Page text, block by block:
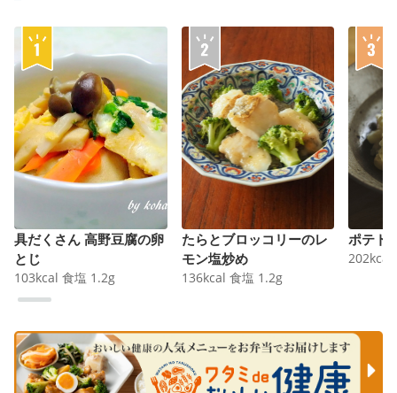
具だくさん 高野豆腐の卵
とじ
103kcal 食塩 1.2g
たらとブロッコリーのレ
モン塩炒め
136kcal 食塩 1.2g
ポテト
202kcal